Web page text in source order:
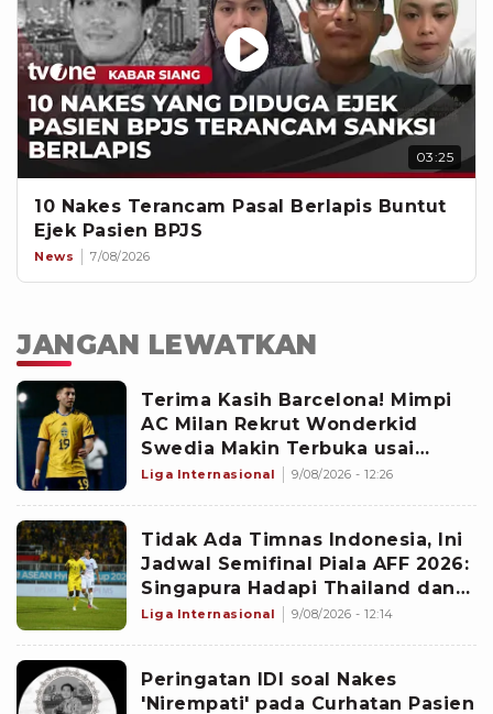
03:25
10 Nakes Terancam Pasal Berlapis Buntut
Ejek Pasien BPJS
News 7/08/2026
JANGAN LEWATKAN
Terima Kasih Barcelona! Mimpi
AC Milan Rekrut Wonderkid
Swedia Makin Terbuka usai
Blaugrana Kasih Lampu Hijau
Liga Internasional 9/08/2026 - 12:26
Tidak Ada Timnas Indonesia, Ini
Jadwal Semifinal Piala AFF 2026:
Singapura Hadapi Thailand dan
Malaysia Jumpa Vietnam
Liga Internasional 9/08/2026 - 12:14
Peringatan IDI soal Nakes
'Nirempati' pada Curhatan Pasien